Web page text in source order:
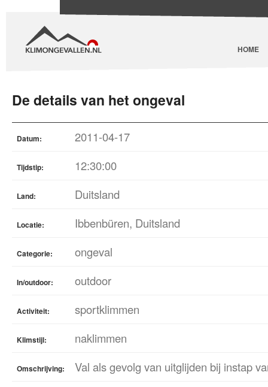
HOME
De details van het ongeval
Datum: 2011-04-17
Tijdstip: 12:30:00
Land: Duitsland
Locatie: Ibbenbüren, Duitsland
Categorie: ongeval
In/outdoor: outdoor
Activiteit: sportklimmen
Klimstijl: naklimmen
Omschrijving: Val als gevolg van uitglijden bij instap